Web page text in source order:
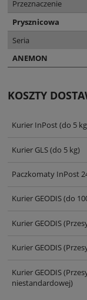
Przeznaczenie
Prysznicowa
Seria
ANEMON
KOSZTY
Kurier InPost(do 5
Kurier GLS(do 5 kg)
Paczkomaty InPost
Kurier GEODIS(do
Kurier GEODIS
Kurier GEODIS
Kurier GEODIS
niestandardowej)